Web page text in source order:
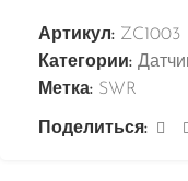
Артикул: ZC1003
Категории:
Метка: SWR
Поделиться: